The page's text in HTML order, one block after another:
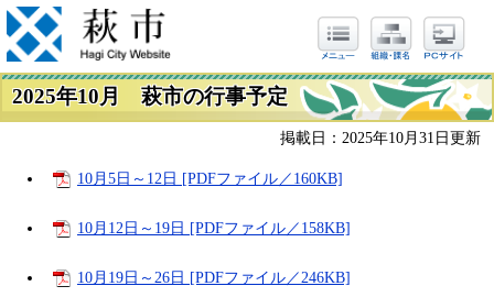
2025年10月 萩市の行事予定
掲載日：2025年10月31日更新
10月5日～12日 [PDFファイル／160KB]
10月12日～19日 [PDFファイル／158KB]
10月19日～26日 [PDFファイル／246KB]